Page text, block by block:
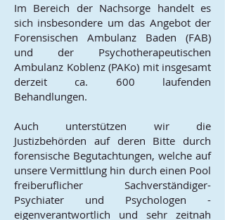
Im Bereich der Nachsorge handelt es
sich insbesondere um das Angebot der
Forensischen Ambulanz Baden (FAB)
und der Psychotherapeutischen
Ambulanz Koblenz (PAKo) mit insgesamt
derzeit ca. 600 laufenden
Behandlungen.
Auch unterstützen wir die
Justizbehörden auf deren Bitte durch
forensische Begutachtungen, welche auf
unsere Vermittlung hin durch einen Pool
freiberuflicher Sachverständiger-
Psychiater und Psychologen -
eigenverantwortlich und sehr zeitnah